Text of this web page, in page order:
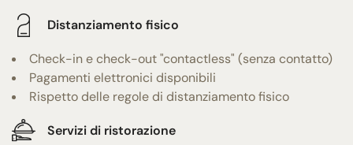
Distanziamento fisico
Check-in e check-out "contactless" (senza contatto)
Pagamenti elettronici disponibili
Rispetto delle regole di distanziamento fisico
Servizi di ristorazione